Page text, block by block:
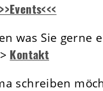
was Sie gerne
Kontakt
schreiben